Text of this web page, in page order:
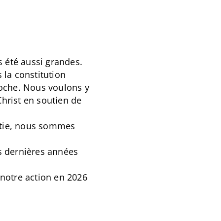
été aussi grandes.
la constitution
Nous voulons y
en soutien de
nous sommes
dernières années
action en 2026